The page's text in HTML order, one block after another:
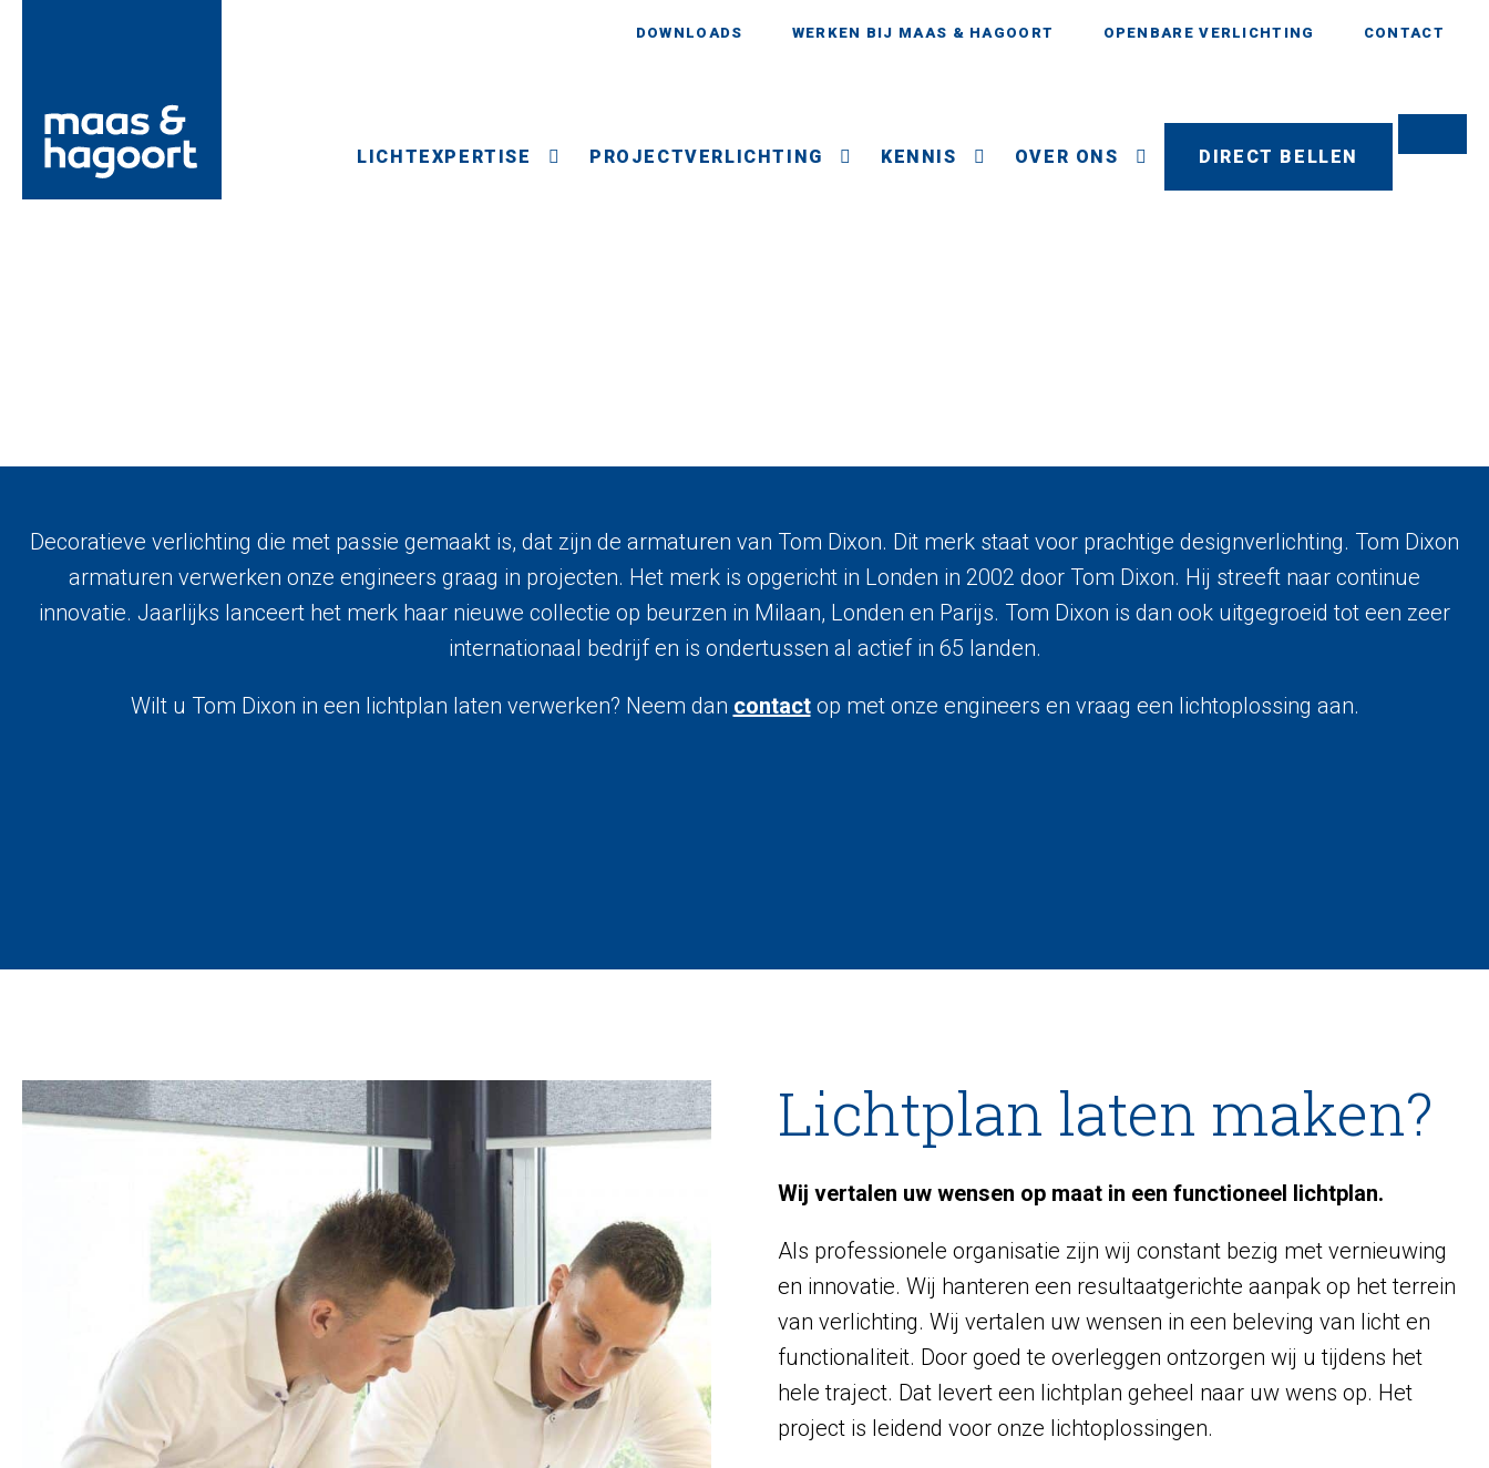
DOWNLOADS WERKEN BIJ MAAS & HAGOORT OPENBARE VERLICHTING CONTACT
LICHTEXPERTISE PROJECTVERLICHTING KENNIS OVER ONS DIRECT BELLEN
Decoratieve verlichting die met passie gemaakt is, dat zijn de armaturen van Tom Dixon. Dit merk staat voor prachtige designverlichting. Tom Dixon
armaturen verwerken onze engineers graag in projecten. Het merk is opgericht in Londen in 2002 door Tom Dixon. Hij streeft naar continue
innovatie. Jaarlijks lanceert het merk haar nieuwe collectie op beurzen in Milaan, Londen en Parijs. Tom Dixon is dan ook uitgegroeid tot een zeer
internationaal bedrijf en is ondertussen al actief in 65 landen.
Wilt u Tom Dixon in een lichtplan laten verwerken? Neem dan contactop met onze engineers en vraag een lichtoplossing aan.
Lichtplan laten maken?
Wij vertalen uw wensen op maat in een functioneel lichtplan.
Als professionele organisatie zijn wij constant bezig met vernieuwing
en innovatie. Wij hanteren een resultaatgerichte aanpak op het terrein
van verlichting. Wij vertalen uw wensen in een beleving van licht en
functionaliteit. Door goed te overleggen ontzorgen wij u tijdens het
hele traject. Dat levert een lichtplan geheel naar uw wens op. Het
project is leidend voor onze lichtoplossingen.